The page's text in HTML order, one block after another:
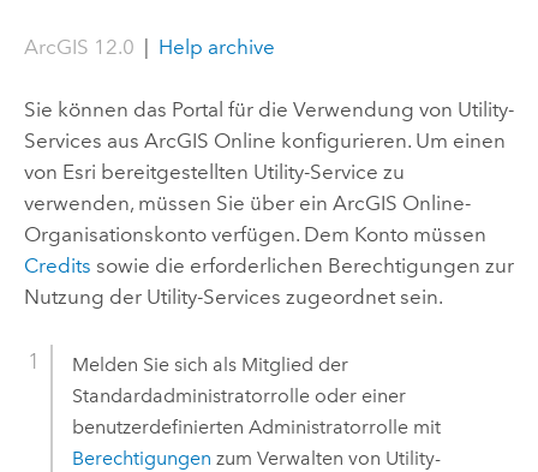
ArcGIS 12.0 | Help archive
Sie können das Portal für die Verwendung von Utility-
Services aus ArcGIS Online konfigurieren. Um einen
von Esri bereitgestellten Utility-Service zu
verwenden, müssen Sie über ein ArcGIS Online-
Organisationskonto verfügen. Dem Konto müssen
Credits sowie die erforderlichen Berechtigungen zur
Nutzung der Utility-Services zugeordnet sein.
Melden Sie sich als Mitglied der
Standardadministratorrolle oder einer
benutzerdefinierten Administratorrolle mit
Berechtigungen zum Verwalten von Utility-